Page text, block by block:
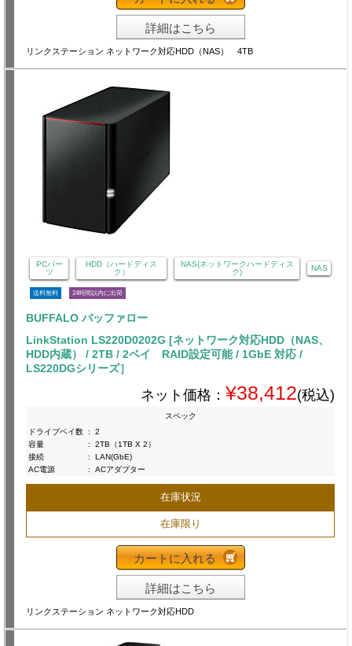
詳細はこちら
リンクステーション ネットワーク対応HDD（NAS） 4TB
PCパー
ツ
HDD（ハードディス
ク）
NAS(ネットワークハードディス
ク)
NAS
送料無料 24時間以内に出荷
BUFFALO バッファロー
LinkStation LS220D0202G [ネットワーク対応HDD（NAS、
HDD内蔵） / 2TB / 2ベイ RAID設定可能 / 1GbE 対応 /
LS220DGシリーズ］
ネット価格： ¥38,412(税込)
スペック
ドライブベイ数 :
2
容量
:
2TB（1TB X 2）
接続
:
LAN(GbE)
AC電源
: ACアダプター
在庫状況
在庫限り
カートに入れる
詳細はこちら
リンクステーション ネットワーク対応HDD